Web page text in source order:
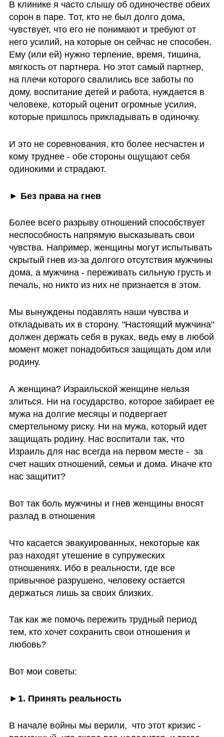
В клинике я часто слышу об одиночестве обеих
сорон в паре. Тот, кто не был долго дома,
чувствует, что его не понимают и требуют от
него усилий, на которые он сейчас не способен.
Ему (или ей) нужно терпение, время, тишина,
мягкость от партнера. Но этот самый партнер,
на плечи которого свалились все заботы по
дому, воспитание детей и работа, нуждается в
человеке, который оценит огромные усилия,
которые пришлось прикладывать в одиночку.
И это не соревнования, кто более несчастен и
кому труднее - обе стороны ощущают себя
одинокими и страдают.
► Без права на гнев
Более всего разрыву отношений способствует
неспособность напрямую высказывать свои
чувства. Например, женщины могут испытывать
скрытый гнев из-за долгого отсутствия мужчины
дома, а мужчина - переживать сильную грусть и
печаль, но никто из них не признается в этом.
Мы вынуждены подавлять наши чувства и
откладывать их в сторону. "Настоящий мужчина"
должен держать себя в руках, ведь ему в любой
момент может понадобиться защищать дом или
родину.
А женщина? Израильской женщине нельзя
злиться. Ни на государство, которое забирает ее
мужа на долгие месяцы и подвергает
смертельному риску. Ни на мужа, который идет
защищать родину. Нас воспитали так, что
Израиль для нас всегда на первом месте -  за
счет наших отношений, семьи и дома. Иначе кто
нас защитит?
Вот так боль мужчины и гнев женщины вносят
разлад в отношения
Что касается эвакуированных, некоторые как
раз находят утешение в супружеских
отношениях. Ибо в реальности, где все
привычное разрушено, человеку остается
держаться лишь за своих близких.
Так как же помочь пережить трудный период
тем, кто хочет сохранить свои отношения и
любовь?
Вот мои советы:
►1. Принять реальность
В начале войны мы верили,  что этот кризис -